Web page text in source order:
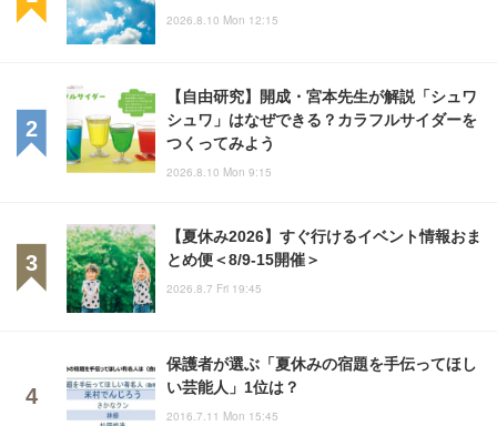
2026.8.10 Mon 12:15
【自由研究】開成・宮本先生が解説「シュワ
シュワ」はなぜできる？カラフルサイダーを
つくってみよう
2026.8.10 Mon 9:15
【夏休み2026】すぐ行けるイベント情報おま
とめ便＜8/9-15開催＞
2026.8.7 Fri 19:45
保護者が選ぶ「夏休みの宿題を手伝ってほし
い芸能人」1位は？
2016.7.11 Mon 15:45